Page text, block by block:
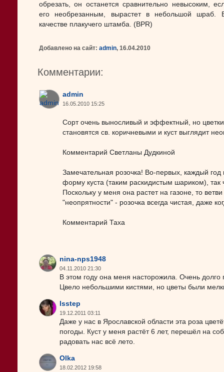
обрезать, он останется сравнительно невысоким,
его необрезанным, вырастет в небольшой шраб.
качестве плакучего штамба. (BPR)
Добавлено на сайт: admin, 16.04.2010
Комментарии:
admin
16.05.2010 15:25
Сорт очень выносливый и эффектный, но
становятся св. коричневыми и куст выглядит
Комментарий Светланы Дудкиной
Замечательная розочка! Во-первых, каждый год
форму куста (таким раскидистым шариком),
Поскольку у меня она растет на газоне, то
"неопрятности" - розочка всегда чистая, даже
Комментарий Таха
nina-nps1948
04.11.2010 21:30
В этом году она меня насторожила. Очень
Цвело небольшими кистями, но цветы были
lsstep
19.12.2011 03:11
Даже у нас в Ярославской области эта роза
погоды. Куст у меня растёт 6 лет, перешёл на
радовать нас всё лето.
Olka
18.02.2012 19:58